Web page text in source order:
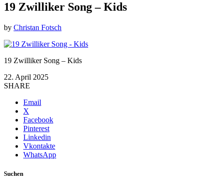
19 Zwilliker Song – Kids
by Christan Fotsch
19 Zwilliker Song – Kids
22. April 2025
SHARE
Email
X
Facebook
Pinterest
Linkedin
Vkontakte
WhatsApp
Suchen